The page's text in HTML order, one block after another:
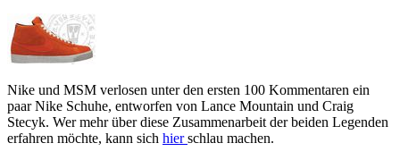
Nike und MSM verlosen unter den ersten 100 Kommentaren ein
paar Nike Schuhe, entworfen von Lance Mountain und Craig
Stecyk. Wer mehr über diese Zusammenarbeit der beiden Legenden
erfahren möchte, kann sich hierschlau machen.